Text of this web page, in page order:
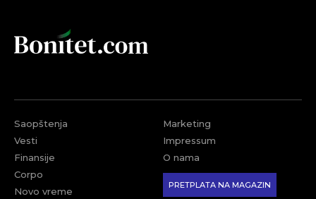
Saopštenja
Vesti
Finansije
Corpo
Novo vreme
Marketing
Impressum
O nama
PRETPLATA NA MAGAZIN